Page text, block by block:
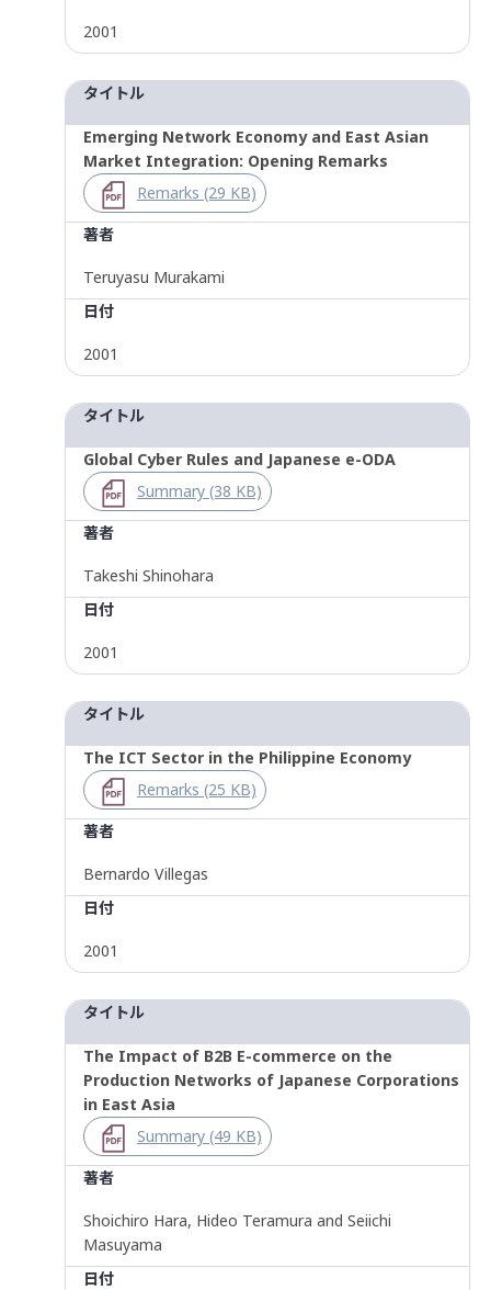
2001
タイトル
Emerging Network Economy and East Asian
Market Integration: Opening Remarks
Remarks (29 KB)
著者
Teruyasu Murakami
日付
2001
タイトル
Global Cyber Rules and Japanese e-ODA
Summary (38 KB)
著者
Takeshi Shinohara
日付
2001
タイトル
The ICT Sector in the Philippine Economy
Remarks (25 KB)
著者
Bernardo Villegas
日付
2001
タイトル
The Impact of B2B E-commerce on the
Production Networks of Japanese Corporations
in East Asia
Summary (49 KB)
著者
Shoichiro Hara, Hideo Teramura and Seiichi
Masuyama
日付